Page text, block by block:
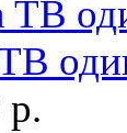
ТВ
р.